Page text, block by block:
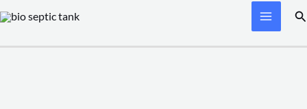
Skip
content